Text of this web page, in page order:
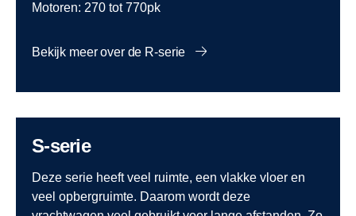
Motoren: 270 tot 770pk
Bekijk meer over de R-serie
S-serie
Deze serie heeft veel ruimte, een vlakke vloer en
veel opbergruimte. Daarom wordt deze